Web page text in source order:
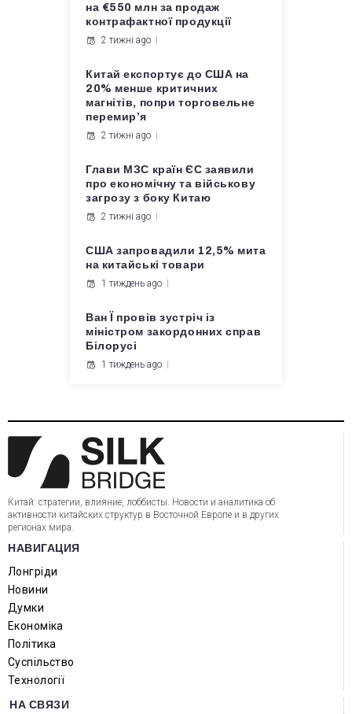
на €550 млн за продаж
контрафактної продукції
2 тижні ago
Китай експортує до США на
20% менше критичних
магнітів, попри торговельне
перемир’я
2 тижні ago
Глави МЗС країн ЄС заявили
про економічну та військову
загрозу з боку Китаю
2 тижні ago
США запровадили 12,5% мита
на китайські товари
1 тиждень ago
Ван Ї провів зустріч із
міністром закордонних справ
Білорусі
1 тиждень ago
Китай: стратегии, влияние, лоббисты. Новости и аналитика об
активности китайских структур в Восточной Европе и в других
регионах мира.
НАВИГАЦИЯ
Лонгріди
Новини
Думки
Економіка
Політика
Суспільство
Технології
НА СВЯЗИ